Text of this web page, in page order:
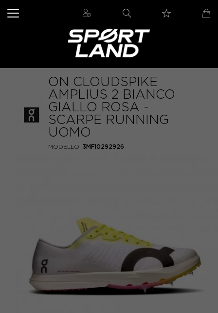
ON CLOUDSPIKE
AMPLIUS 2 BIANCO
GIALLO ROSA -
SCARPE RUNNING
UOMO
MODELLO: 3MF10292926